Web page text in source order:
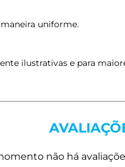
uniforme.
ilustrativas e para